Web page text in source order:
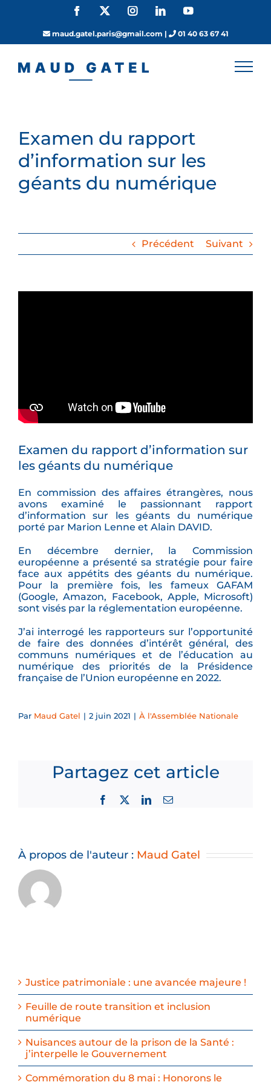
Facebook InstagramLinkedInYouTube
maud.gatel.paris@gmail.com | 01 40 63 67 41
Examen du rapport
d’information sur les
géants du numérique
Précédent Suivant
Examen du rapport d’information sur
les géants du numérique
En commission des affaires étrangères, nous
avons examiné le passionnant rapport
d’information sur les géants du numérique
porté par Marion Lenne et Alain DAVID.
En décembre dernier, la Commission
européenne a présenté sa stratégie pour faire
face aux appétits des géants du numérique.
Pour la première fois, les fameux GAFAM
(Google, Amazon, Facebook, Apple, Microsoft)
sont visés par la réglementation européenne.
J’ai interrogé les rapporteurs sur l’opportunité
de faire des données d’intérêt général, des
communs numériques et de l’éducation au
numérique des priorités de la Présidence
française de l’Union européenne en 2022.
Par Maud Gatel | 2 juin 2021 | À l'Assemblée Nationale
Partagez cet article
Facebook LinkedInEmail
À propos de l'auteur : Maud Gatel
Justice patrimoniale : une avancée majeure !
Feuille de route transition et inclusion
numérique
Nuisances autour de la prison de la Santé :
j’interpelle le Gouvernement
Commémoration du 8 mai : Honorons le